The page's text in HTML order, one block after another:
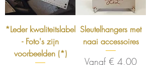
*Leder kwaliteitslabel
- Foto's zijn
voorbeelden (*)
Sleutelhangers met
naai accessoires
Vanaf € 4,00
Verkoopprijs